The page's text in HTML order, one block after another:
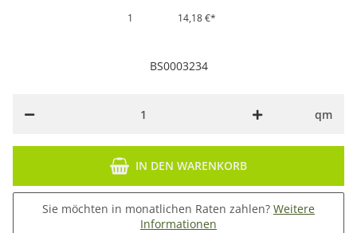
1
14,18 €*
BS0003234
qm
IN DEN WARENKORB
Sie möchten in monatlichen Raten zahlen? Weitere
Informationen